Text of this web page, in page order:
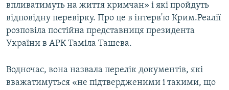
впливатимуть на життя кримчан» і які пройдуть
відповідну перевірку. Про це в інтерв'ю Крим.Реалії
розповіла постійна представниця президента
України в АРК Таміла Ташева.
Водночас, вона назвала перелік документів, які
вважатимуться «не підтвердженими і такими, що